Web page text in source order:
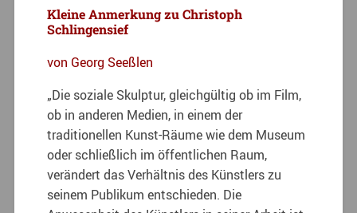
Kleine Anmerkung zu Christoph
Schlingensief
von Georg Seeßlen
„Die soziale Skulptur, gleichgültig ob im Film,
ob in anderen Medien, in einem der
traditionellen Kunst-Räume wie dem Museum
oder schließlich im öffentlichen Raum,
verändert das Verhältnis des Künstlers zu
seinem Publikum entschieden. Die